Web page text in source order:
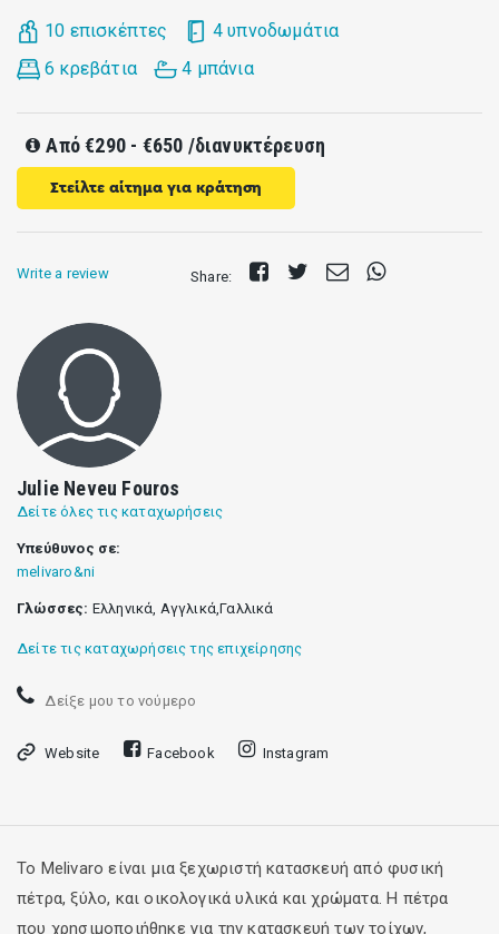
10 επισκέπτες
4 υπνοδωμάτια
6 κρεβάτια
4 μπάνια
Από€290 - €650 /διανυκτέρευση
Στείλτε αίτημα για κράτηση
Write a review Share:
Share
on
Tweet
SendShare
on
Julie Neveu Fouros
Δείτε όλες τις καταχωρήσεις
Υπεύθυνος σε:
melivaro&ni
Γλώσσες: Ελληνικά, Αγγλικά,Γαλλικά
Δείτε τις καταχωρήσεις της επιχείρησης
Δείξε μου το νούμερο
Website Facebook Instagram
Το Melivaro είναι μια ξεχωριστή κατασκευή από φυσική
πέτρα, ξύλο, και οικολογικά υλικά και χρώματα. Η πέτρα
που χρησιμοποιήθηκε για την κατασκευή των τοίχων,